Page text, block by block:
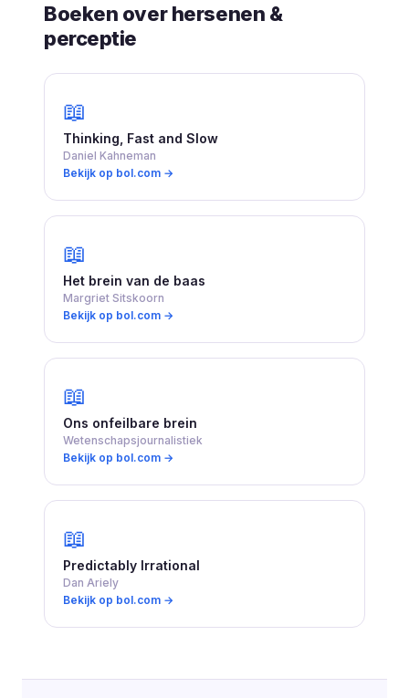
Boeken over hersenen &
perceptie
📖
Thinking, Fast and Slow
Daniel Kahneman
Bekijk op bol.com →
📖
Het brein van de baas
Margriet Sitskoorn
Bekijk op bol.com →
📖
Ons onfeilbare brein
Wetenschapsjournalistiek
Bekijk op bol.com →
📖
Predictably Irrational
Dan Ariely
Bekijk op bol.com →